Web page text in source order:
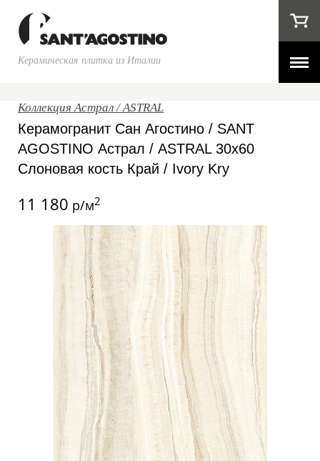
Керамическая плитка из Италии
Коллекция Астрал / ASTRAL
Керамогранит Сан Агостино / SANT
AGOSTINO Астрал / ASTRAL 30x60
Слоновая кость Край / Ivory Kry
11 180 р/м2